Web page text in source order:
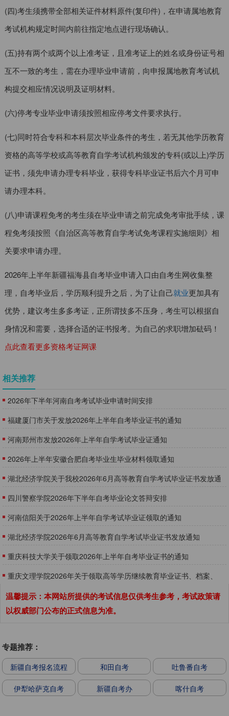
(四)考生须携带全部相关证件材料原件(复印件)，在申请属地教育
考试机构规定时间内前往指定地点进行现场确认。
(五)持有两个或两个以上准考证，且准考证上的姓名或身份证号相
互不一致的考生，需在办理毕业申请前，向申报属地教育考试机
构提交相应情况说明及证明材料。
(六)停考专业毕业申请须按照相应停考文件要求执行。
(七)同时符合专科和本科层次毕业条件的考生，若无其他学历教育
资格的高等学校或高等教育自学考试机构颁发的专科(或以上)学历
证书，须先申请办理专科毕业，获得专科毕业证书后六个月可申
请办理本科。
(八)申请课程免考的考生须在毕业申请之前完成免考审批手续，课
程免考须按照《自治区高等教育自学考试免考课程实施细则》相
关要求申请办理。
2026年上半年新疆福海县自考毕业申请入口由自考生网收集整
理，自考毕业后，学历顺利提升之后，为了让自己就业更加具有
优势，建议考生多多考证，正所谓技多不压身，考生可以根据自
身情况和需要，选择合适的证书报考。为自己的求职增加砝码！
点此查看更多资格考证网课
相关推荐
2026年下半年河南自考考试毕业申请时间安排
福建厦门市关于发放2026年上半年自考毕业证书的通知
河南郑州市发放2026年上半年自学考试毕业证通知
2026年上半年安徽合肥自考毕业生毕业材料领取通知
湖北经济学院关于我校2026年6月高等教育自学考试毕业证书发放通
知
四川警察学院2026年下半年自考毕业论文答辩安排
河南信阳关于2026年上半年自学考试毕业证领取的通知
湖北经济学院2026年6月高等教育自学考试毕业证书发放通知
重庆科技大学关于领取2026年上半年自考毕业证书的通知
重庆文理学院2026年关于领取高等学历继续教育毕业证书、档案、
学位证书的通知
温馨提示：本网站所提供的考试信息仅供考生参考，考试政策请
以权威部门公布的正式信息为准。
专题推荐：
新疆自考报名流程 和田自考 吐鲁番自考
伊犁哈萨克自考 新疆自考办 喀什自考